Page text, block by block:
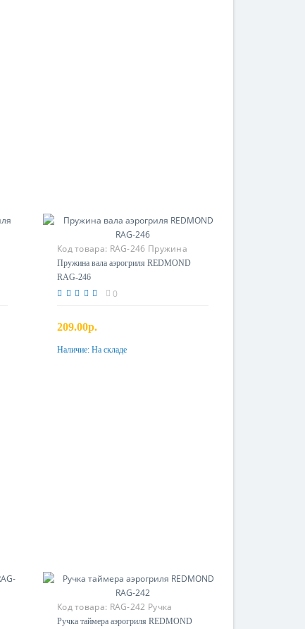
Код товара: RAG-246 Пружина
вала
Пружина вала аэрогриля REDMOND
RAG-246
0
209.00р.
Купить
Наличие: На складе
Код товара: RAG-242 Ручка
таймера
Ручка таймера аэрогриля REDMOND